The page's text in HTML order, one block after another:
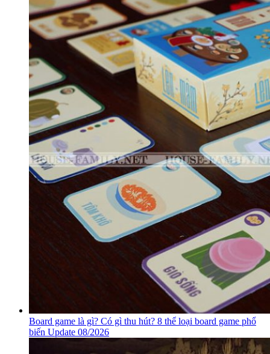
Board game là gì? Có gì thu hút? 8 thể loại board game phổ
biến Update 08/2026